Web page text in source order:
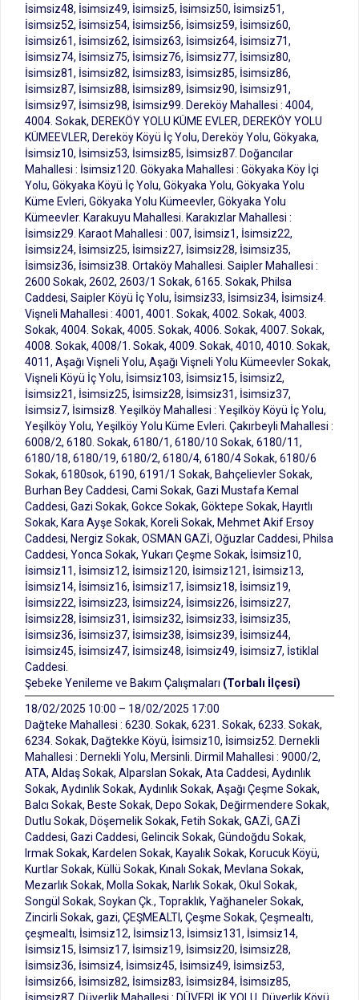
İsimsiz48, İsimsiz49, İsimsiz5, İsimsiz50, İsimsiz51,
İsimsiz52, İsimsiz54, İsimsiz56, İsimsiz59, İsimsiz60,
İsimsiz61, İsimsiz62, İsimsiz63, İsimsiz64, İsimsiz71,
İsimsiz74, İsimsiz75, İsimsiz76, İsimsiz77, İsimsiz80,
İsimsiz81, İsimsiz82, İsimsiz83, İsimsiz85, İsimsiz86,
İsimsiz87, İsimsiz88, İsimsiz89, İsimsiz90, İsimsiz91,
İsimsiz97, İsimsiz98, İsimsiz99. Dereköy Mahallesi : 4004,
4004. Sokak, DEREKÖY YOLU KÜME EVLER, DEREKÖY YOLU
KÜMEEVLER, Dereköy Köyü İç Yolu, Dereköy Yolu, Gökyaka,
İsimsiz10, İsimsiz53, İsimsiz85, İsimsiz87. Doğancılar
Mahallesi : İsimsiz120. Gökyaka Mahallesi : Gökyaka Köy İçi
Yolu, Gökyaka Köyü İç Yolu, Gökyaka Yolu, Gökyaka Yolu
Küme Evleri, Gökyaka Yolu Kümeevler, Gökyaka Yolu
Kümeevler. Karakuyu Mahallesi. Karakızlar Mahallesi :
İsimsiz29. Karaot Mahallesi : 007, İsimsiz1, İsimsiz22,
İsimsiz24, İsimsiz25, İsimsiz27, İsimsiz28, İsimsiz35,
İsimsiz36, İsimsiz38. Ortaköy Mahallesi. Saipler Mahallesi :
2600 Sokak, 2602, 2603/1 Sokak, 6165. Sokak, Philsa
Caddesi, Saipler Köyü İç Yolu, İsimsiz33, İsimsiz34, İsimsiz4.
Vişneli Mahallesi : 4001, 4001. Sokak, 4002. Sokak, 4003.
Sokak, 4004. Sokak, 4005. Sokak, 4006. Sokak, 4007. Sokak,
4008. Sokak, 4008/1. Sokak, 4009. Sokak, 4010, 4010. Sokak,
4011, Aşağı Vişneli Yolu, Aşağı Vişneli Yolu Kümeevler Sokak,
Vişneli Köyü İç Yolu, İsimsiz103, İsimsiz15, İsimsiz2,
İsimsiz21, İsimsiz25, İsimsiz28, İsimsiz31, İsimsiz37,
İsimsiz7, İsimsiz8. Yeşilköy Mahallesi : Yeşilköy Köyü İç Yolu,
Yeşilköy Yolu, Yeşilköy Yolu Küme Evleri. Çakırbeyli Mahallesi :
6008/2, 6180. Sokak, 6180/1, 6180/10 Sokak, 6180/11,
6180/18, 6180/19, 6180/2, 6180/4, 6180/4 Sokak, 6180/6
Sokak, 6180sok, 6190, 6191/1 Sokak, Bahçelievler Sokak,
Burhan Bey Caddesi, Cami Sokak, Gazi Mustafa Kemal
Caddesi, Gazi Sokak, Gokce Sokak, Göktepe Sokak, Hayıtlı
Sokak, Kara Ayşe Sokak, Koreli Sokak, Mehmet Akif Ersoy
Caddesi, Nergiz Sokak, OSMAN GAZİ, Oğuzlar Caddesi, Philsa
Caddesi, Yonca Sokak, Yukarı Çeşme Sokak, İsimsiz10,
İsimsiz11, İsimsiz12, İsimsiz120, İsimsiz121, İsimsiz13,
İsimsiz14, İsimsiz16, İsimsiz17, İsimsiz18, İsimsiz19,
İsimsiz22, İsimsiz23, İsimsiz24, İsimsiz26, İsimsiz27,
İsimsiz28, İsimsiz31, İsimsiz32, İsimsiz33, İsimsiz35,
İsimsiz36, İsimsiz37, İsimsiz38, İsimsiz39, İsimsiz44,
İsimsiz45, İsimsiz47, İsimsiz48, İsimsiz49, İsimsiz7, İstiklal
Caddesi.
Şebeke Yenileme ve Bakım Çalışmaları (Torbalı İlçesi)
18/02/2025 10:00 – 18/02/2025 17:00
Dağteke Mahallesi : 6230. Sokak, 6231. Sokak, 6233. Sokak,
6234. Sokak, Dağtekke Köyü, İsimsiz10, İsimsiz52. Dernekli
Mahallesi : Dernekli Yolu, Mersinli. Dirmil Mahallesi : 9000/2,
ATA, Aldaş Sokak, Alparslan Sokak, Ata Caddesi, Aydınlık
Sokak, Aydınlık Sokak, Aydınlık Sokak, Aşağı Çeşme Sokak,
Balcı Sokak, Beste Sokak, Depo Sokak, Değirmendere Sokak,
Dutlu Sokak, Döşemelik Sokak, Fetih Sokak, GAZİ, GAZİ
Caddesi, Gazi Caddesi, Gelincik Sokak, Gündoğdu Sokak,
Irmak Sokak, Kardelen Sokak, Kayalık Sokak, Korucuk Köyü,
Kurtlar Sokak, Küllü Sokak, Kınalı Sokak, Mevlana Sokak,
Mezarlık Sokak, Molla Sokak, Narlık Sokak, Okul Sokak,
Songül Sokak, Soykan Çk., Topraklık, Yağhaneler Sokak,
Zincirli Sokak, gazi, ÇEŞMEALTI, Çeşme Sokak, Çeşmealtı,
çeşmealtı, İsimsiz12, İsimsiz13, İsimsiz131, İsimsiz14,
İsimsiz15, İsimsiz17, İsimsiz19, İsimsiz20, İsimsiz28,
İsimsiz36, İsimsiz4, İsimsiz45, İsimsiz49, İsimsiz53,
İsimsiz66, İsimsiz82, İsimsiz83, İsimsiz84, İsimsiz85,